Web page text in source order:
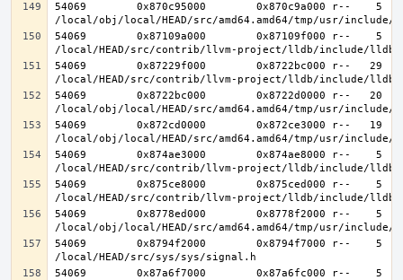
54069        0x870c95000        0x870c9a000 r--    5
54069        0x87109a000        0x87109f000 r--    5
54069        0x87229f000        0x8722bc000 r--   29
54069        0x8722bc000        0x8722d0000 r--   20
54069        0x872cd0000        0x872ce3000 r--   19
54069        0x874ae3000        0x874ae8000 r--    5
54069        0x875ce8000        0x875ced000 r--    5
54069        0x8778ed000        0x8778f2000 r--    5
54069        0x8794f2000        0x8794f7000 r--    5
54069        0x87a6f7000        0x87a6fc000 r--    5